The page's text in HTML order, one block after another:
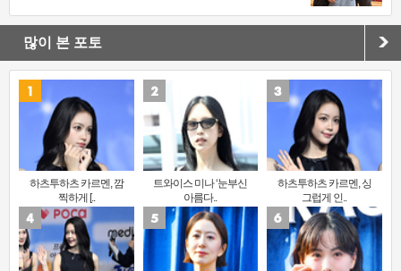
많이 본 포토
하츠투하츠 카르멘, 깜
찍하게 [..
트와이스 미나 ‘눈부신
아름다..
하츠투하츠 카르멘, 싱
그럽게 인..